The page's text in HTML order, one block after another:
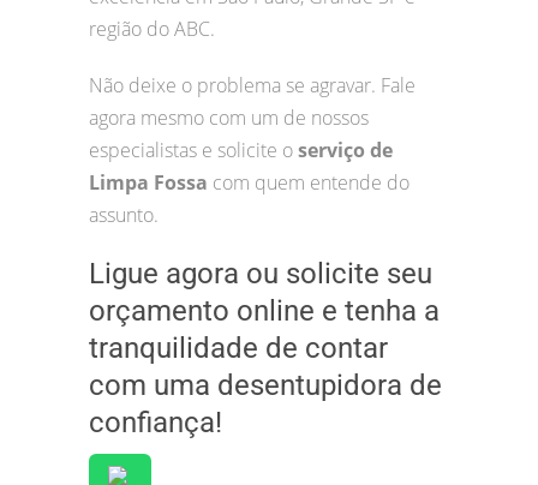
região do ABC.
Não deixe o problema se agravar. Fale
agora mesmo com um de nossos
especialistas e solicite oserviço de
Limpa Fossa com quem entende do
assunto.
Ligue agora ou solicite seu
orçamento online e tenha a
tranquilidade de contar
com uma desentupidora de
confiança!